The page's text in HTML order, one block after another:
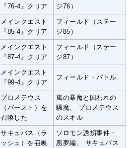
『76-4』クリア
ジ76）
メインクエスト
『85-4』クリア
フィールド（ステー
ジ85）
メインクエスト
『87-4』クリア
フィールド（ステー
ジ87）
メインクエスト
『99-4』クリア
フィールド・バトル
プロメテウス
（バースト）を
召喚した
嵐の暴魔と囚われの
騒魔、 プロメテウス
のスキル
サキュバス（ラ
ッシュ）を召喚
ソロモン誘拐事件・
悪夢編、 サキュバス